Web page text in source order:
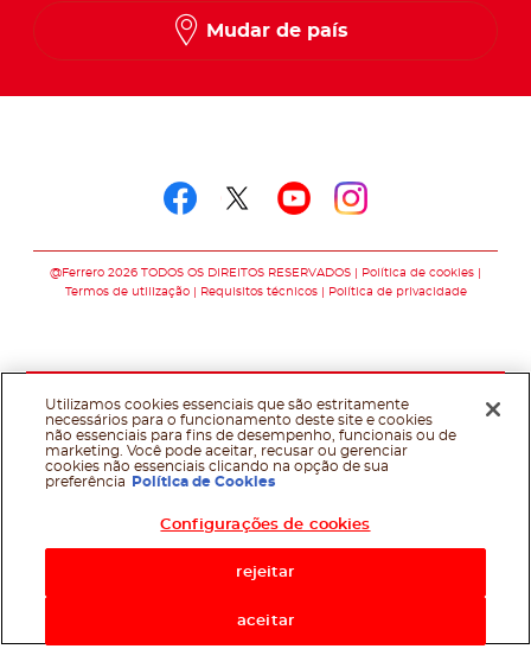
Mudar de país
@Ferrero 2026 TODOS OS DIREITOS RESERVADOS
Política de cookies
Termos de utilização
Requisitos técnicos Política de privacidade
Utilizamos cookies essenciais que são estritamente
necessários para o funcionamento deste site e cookies
não essenciais para fins de desempenho, funcionais ou de
marketing. Você pode aceitar, recusar ou gerenciar
cookies não essenciais clicando na opção de sua
preferência
Política de Cookies
Configurações de cookies
rejeitar
aceitar